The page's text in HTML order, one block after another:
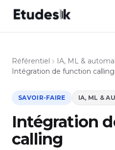
Référentiel
IA, ML &
Intégration de function calling
SAVOIR-FAIRE IA, ML &
Intégration
calling